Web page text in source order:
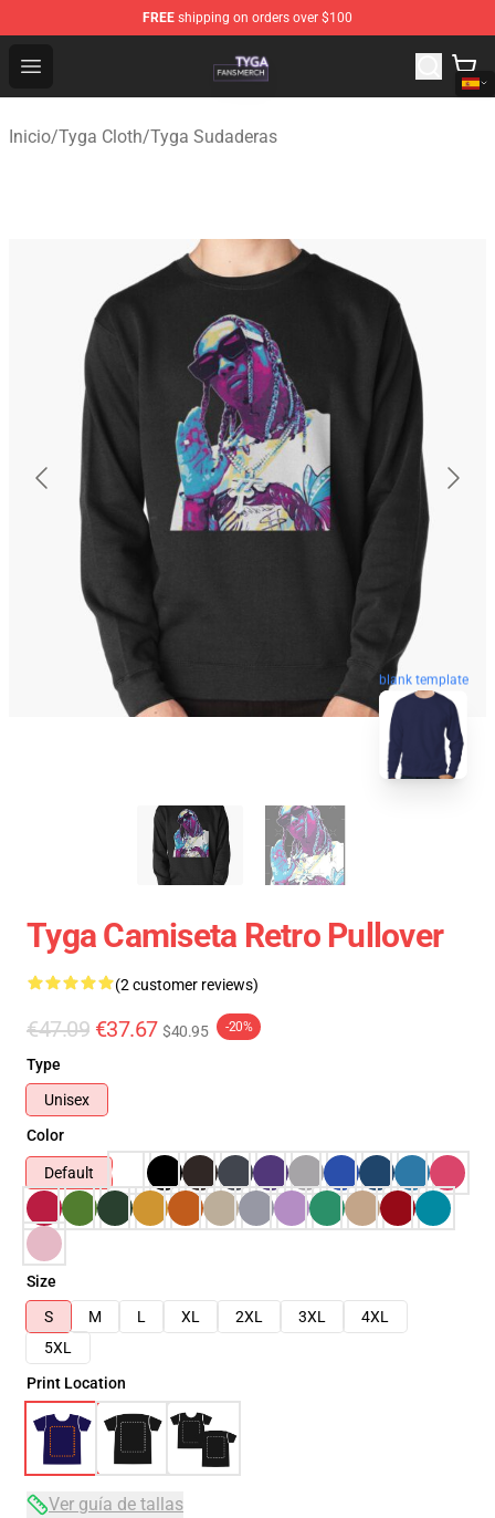
FREE shipping on orders over $100
Open menu
Tyga Shop - Official Tyga Merchandise Store
Inicio/Tyga Cloth/Tyga Sudaderas
blank template
Tyga Camiseta Retro Pullover
(2 customer reviews)
€47.09 €37.67 $40.95 -20%
Type
Unisex
Color
Default
Size
S
M L XL 2XL 3XL
4XL
5XL
Print Location
Ver guía de tallas